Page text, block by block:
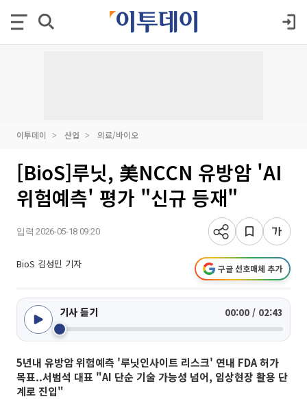
이투데이 산업 의료/바이오
[BioS]루닛, 美NCCN 유방암 'AI
위험예측' 평가 "신규 등재"
입력 2026-05-18 09:20
BioS 김성민 기자 구글 선호매체 추가
기사 듣기 00:00 / 02:43
5년내 유방암 위험예측 '루닛인사이트 리스크' 연내 FDA 허가
목표..서범석 대표 "AI 단순 기술 가능성 넘어, 임상현장 활용 단
계로 진입"